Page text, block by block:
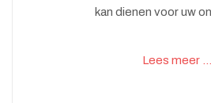
kan dienen voor uw
Lees meer …